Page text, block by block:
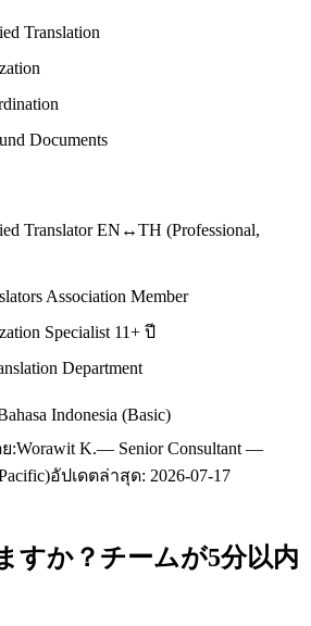
Translation
Documents
Translator EN↔TH (Professional,
Association Member
Specialist 11+ ปี
Department
Indonesia (Basic)
:Worawit K.— Senior Consultant —
อัปเดตล่าสุด: 2026-07-17
すか？チームが5分以内